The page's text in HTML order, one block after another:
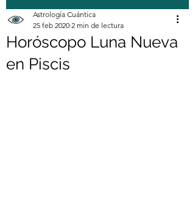
Horóscopo Luna Nueva
en Piscis
Astrología Cuántica
25 feb 2020 2 min de lectura